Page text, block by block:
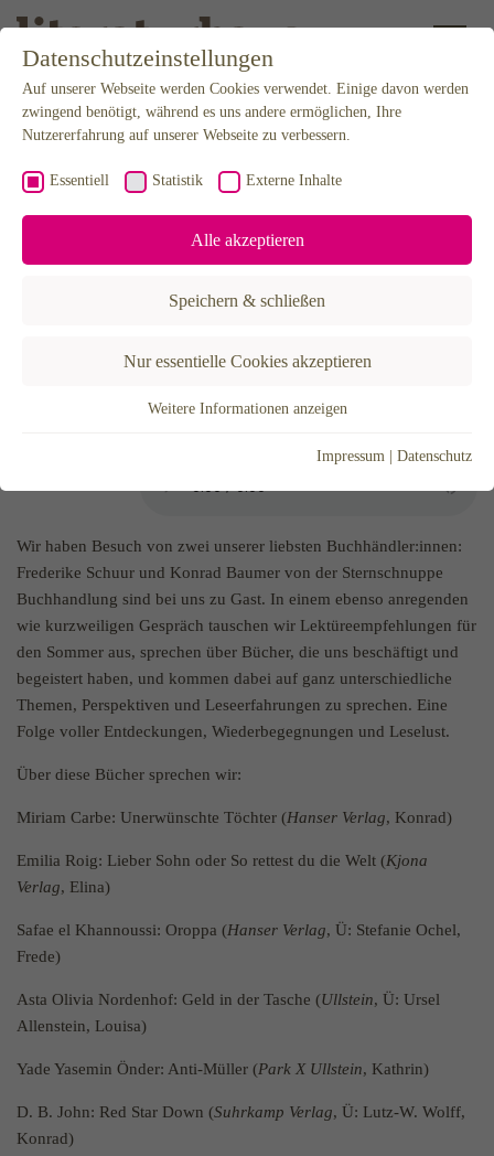
Weiter zum Inhalt
08.07.2026 Podcast
INNENSTADTMONOLOG 25 –
SOMMER-SPEZIAL
Wir haben Besuch von zwei unserer liebsten Buchhändler:innen:
Frederike Schuur und Konrad Baumer von der Sternschnuppe
Buchhandlung sind bei uns zu Gast. In einem ebenso anregenden
wie kurzweiligen Gespräch tauschen wir Lektüreempfehlungen für
den Sommer aus, sprechen über Bücher, die uns beschäftigt und
begeistert haben, und kommen dabei auf ganz unterschiedliche
Themen, Perspektiven und Leseerfahrungen zu sprechen. Eine
Folge voller Entdeckungen, Wiederbegegnungen und Leselust.
Über diese Bücher sprechen wir:
Miriam Carbe: Unerwünschte Töchter (Hanser Verlag, Konrad)
Emilia Roig: Lieber Sohn oder So rettest du die Welt (Kjona
Verlag, Elina)
Safae el Khannoussi: Oroppa (Hanser Verlag, Ü: Stefanie Ochel,
Frede)
Asta Olivia Nordenhof: Geld in der Tasche (Ullstein, Ü: Ursel
Allenstein, Louisa)
Yade Yasemin Önder: Anti-Müller (Park X Ullstein, Kathrin)
D. B. John: Red Star Down (Suhrkamp Verlag, Ü: Lutz-W. Wolff,
Konrad)
Datenschutzeinstellungen
Auf unserer Webseite werden Cookies verwendet. Einige davon werden
zwingend benötigt, während es uns andere ermöglichen, Ihre
Nutzererfahrung auf unserer Webseite zu verbessern.
Essentiell Statistik Externe Inhalte
Alle akzeptieren
Speichern & schließen
Nur essentielle Cookies akzeptieren
Essentielle Cookies werden für grundlegende Funktionen der
einwandfrei funktioniert.
Name cookie_optin
Anbieter Literaturhaus Hannover
1 Jahr
Zweck Cookie zum speichern der Cookie Präferenzen
Cookie-Informationen anzeigen
Statistik
Ihr Besuch auf dieser Website wird aktuell mithilfe des Webanalyse-
Cookies Matomo (ehemals Piwik) erfasst. Die durch das Cookie
erzeugten Informationen* werden ausschließlich für statistische
Zwecke und zur Verbesserung des Internetauftritts und Servers
genutzt. Dabei werden keine personenbezogenen Daten gespeichert
Sie jederzeit die Möglichkeit, das Tracking durch Matomo
Anbieter
Laufzeit 13 Monate
Zweck
Benutzer zu speichern, z. B. die eindeutige
Anbieter
Externe Inhalte
Wir verwenden auf unserer Website externe Inhalte, um Ihnen
zusätzliche Informationen anzubieten.
Weitere Informationen anzeigen
Impressum Datenschutz